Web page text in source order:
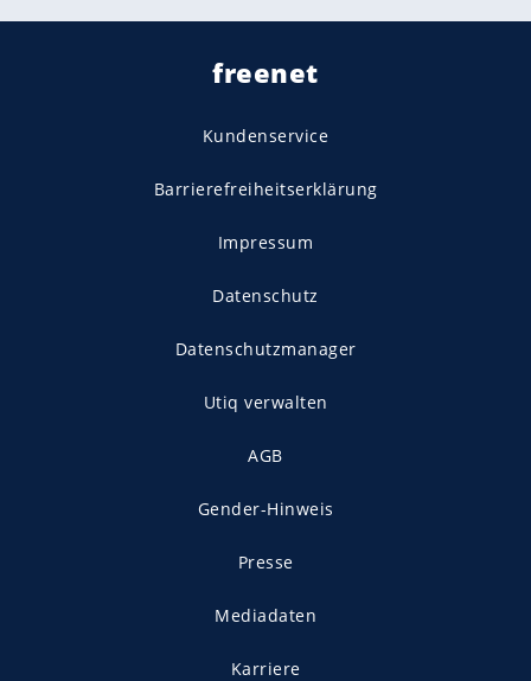
freenet
Kundenservice
Barrierefreiheitserklärung
Impressum
Datenschutz
Datenschutzmanager
Utiq verwalten
AGB
Gender-Hinweis
Presse
Mediadaten
Karriere